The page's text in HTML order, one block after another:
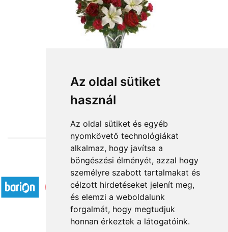
Az oldal sütiket
használ
Az oldal sütiket és egyéb
nyomkövető technológiákat
alkalmaz, hogy javítsa a
böngészési élményét, azzal hogy
személyre szabott tartalmakat és
célzott hirdetéseket jelenít meg,
és elemzi a weboldalunk
forgalmát, hogy megtudjuk
honnan érkeztek a látogatóink.
from HUF38,640
Accepted payment methods